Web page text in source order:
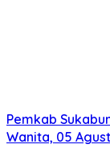
Pemkab
Wanita, 05